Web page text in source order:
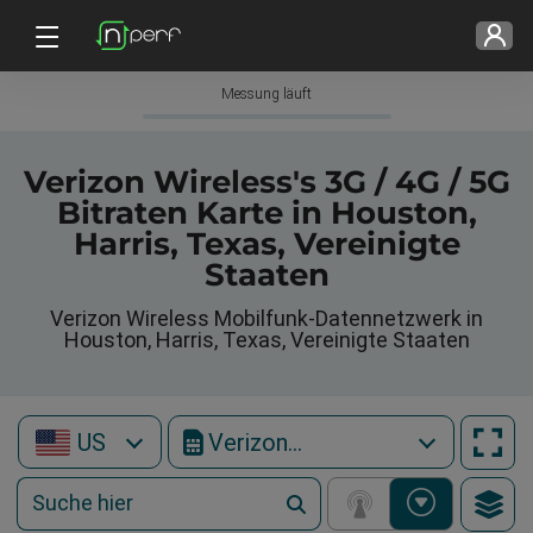
Messung läuft
Verizon Wireless's 3G / 4G / 5G
Bitraten Karte in Houston,
Harris, Texas, Vereinigte
Staaten
Verizon Wireless Mobilfunk-Datennetzwerk in
Houston, Harris, Texas, Vereinigte Staaten
US Verizon Wireless